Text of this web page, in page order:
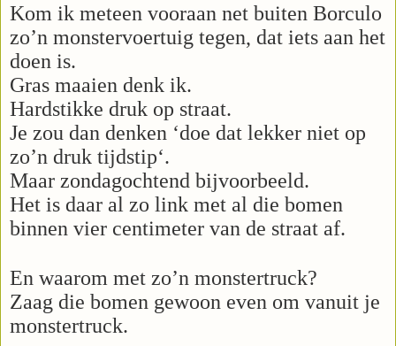
Kom ik meteen vooraan net buiten Borculo
zo’n monstervoertuig tegen, dat iets aan het
doen is.
Gras maaien denk ik.
Hardstikke druk op straat.
Je zou dan denken ‘doe dat lekker niet op
zo’n druk tijdstip‘.
Maar zondagochtend bijvoorbeeld.
Het is daar al zo link met al die bomen
binnen vier centimeter van de straat af.
En waarom met zo’n monstertruck?
Zaag die bomen gewoon even om vanuit je
monstertruck.